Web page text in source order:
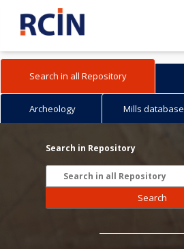
Search in all Repository
Archeology Mills database
Search in Repository
Search